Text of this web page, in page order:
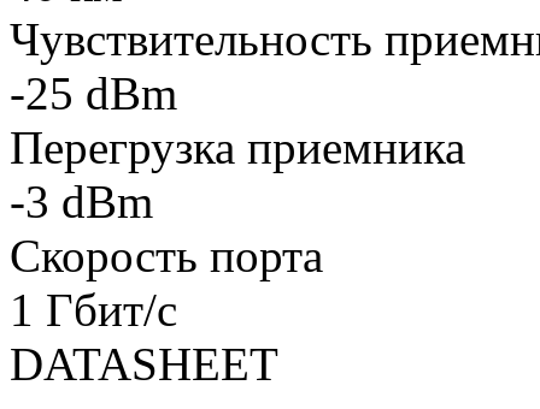
Чувствительность
-25 dBm
Перегрузка приемника
-3 dBm
Скорость порта
1 Гбит/с
DATASHEET